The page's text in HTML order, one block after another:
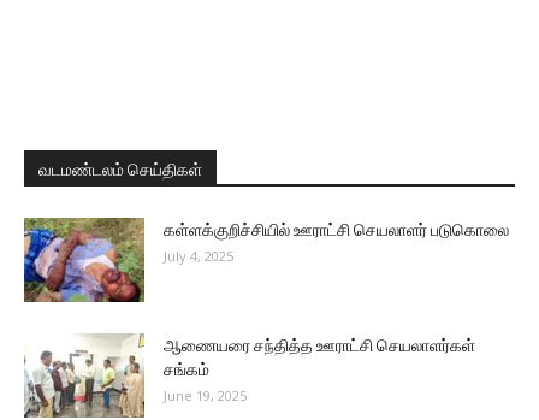
வடமண்டலம் செய்திகள்
கள்ளக்குறிச்சியில் ஊராட்சி செயலாளர் படுகொலை
July 4, 2025
ஆணையரை சந்தித்த ஊராட்சி செயலாளர்கள்
சங்கம்
June 19, 2025